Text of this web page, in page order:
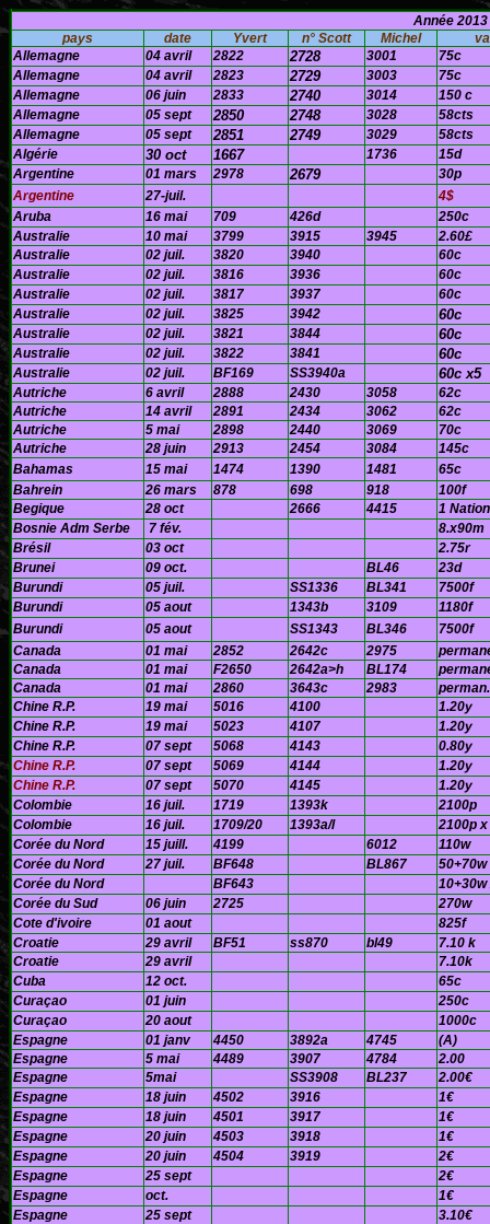
Année
pays
date Yvert n° Scott Michel
Allemagne
04 avril 2822 2728 3001
75c
Allemagne
04 avril 2823 2729 3003
75c
Allemagne
06 juin 2833 2740 3014
150 c
Allemagne
05 sept 2850 2748 3028
58cts
Allemagne
05 sept 2851 2749 3029
58cts
Algérie
30 oct 1667 1736
15d
Argentine
01 mars 2978 2679
30p
Argentine
27-juil.
4$
Aruba
16 mai 709 426d
250c
Australie
10 mai 3799 3915 3945
2.60£
Australie
02 juil. 3820 3940
60c
Australie
02 juil. 3816 3936
60c
Australie
02 juil. 3817 3937
60c
Australie
02 juil. 3825 3942 60c
Australie 02 juil. 3821 3844 60c
Australie 02 juil. 3822 3841 60c
Australie 02 juil. BF169 SS3940a 60c x5
Autriche 6 avril 2888 2430 3058
62c
Autriche
14 avril 2891 2434 3062
62c
Autriche
5 mai 2898 2440 3069
70c
Autriche
28 juin 2913 2454 3084
145c
Bahamas
15 mai 1474 1390 1481
65c
Bahrein
26 mars 878 698 918
100f
Begique
28 oct 2666 4415
1
Bosnie Adm Serbe
7 fév.
8.x90m
Brésil
03 oct
2.75r
Brunei
09 oct. BL46
23d
Burundi
05 juil. SS1336 BL341
7500f
Burundi
05 aout 1343b 3109
1180f
Burundi
05 aout SS1343 BL346
7500f
Canada
01 mai 2852 2642c 2975
Canada
01 mai F2650 2642a>h BL174
Canada
01 mai 2860 3643c 2983
Chine R.P.
19 mai 5016 4100
1.20y
Chine R.P.
19 mai 5023 4107
1.20y
Chine R.P.
07 sept 5068 4143
0.80y
Chine R.P.
07 sept 5069 4144
1.20y
Chine R.P.
07 sept 5070 4145
1.20y
Colombie
16 juil. 1719 1393k
2100p
Colombie
16 juil. 1709/20 1393a/l
2100p x
Corée du Nord
15 juill. 4199 6012
110w
Corée du Nord
27 juil. BF648 BL867
50+70w
Corée du Nord
BF643
10+30w
Corée du Sud
06 juin 2725
270w
Cote d'ivoire
01 aout
825f
Croatie
29 avril BF51 ss870 bl49
7.10 k
Croatie
29 avril
7.10k
Cuba
12 oct.
65c
Curaçao
01 juin
250c
Curaçao
20 aout
1000c
Espagne
01 janv 4450 3892a 4745
(A)
Espagne
5 mai 4489 3907 4784
2.00
Espagne
5mai SS3908 BL237
2.00€
Espagne
18 juin 4502 3916
1€
Espagne
18 juin 4501 3917
1€
Espagne
20 juin 4503 3918
1€
Espagne
20 juin 4504 3919
2€
Espagne
25 sept
2€
Espagne
oct.
1€
Espagne
25 sept
3.10€